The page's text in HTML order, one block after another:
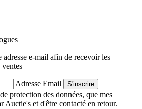
e-mail afin de recevoir les
ventes
Adresse Email S'inscrire
protection des données, que mes
Auctie's et d'être contacté en retour.